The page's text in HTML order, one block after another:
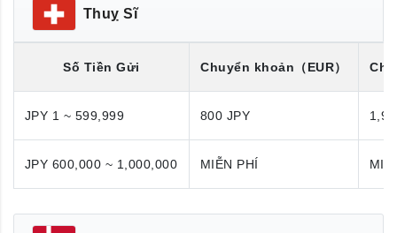
Thuỵ Sĩ
Số Tiền Gửi Chuyển khoản （EUR）
JPY 1 ~ 599,999 800 JPY
JPY 600,000 ~ 1,000,000 MIỄN PHÍ